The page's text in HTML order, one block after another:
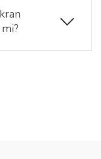
korur.
eder.